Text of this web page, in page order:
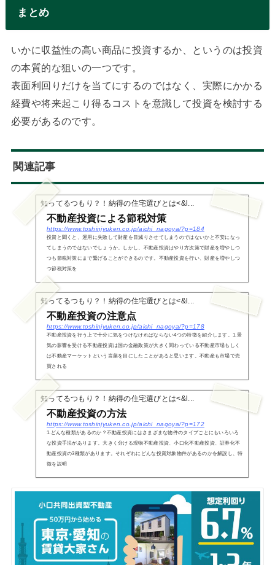
まとめ
いかに収益性の高い商品に投資するか、というのは投資
の本質的な狙いの一つです。
表面利回りだけを当てにするのではなく、実際にかかる
経費や将来起こり得るコストを意識して投資を検討する
必要があるのです。
関連記事
知ってるつもり？！納得の住宅選びとは<&l...
不動産投資による節税対策
https://www.toshinjyuken.co.jp/aichi_nagoya/?p=184
投資と聞くと、運用に失敗して財産を目減りさせてしまうのではないかと不安になっ
てしまうのではないでしょうか。しかし、不動産投資はやり方次第で財産を増やしつ
つも節税対策にまで繋げることができるのです。不動産投資を行い、財産を増やしつ
つ節税対策を
知ってるつもり？！納得の住宅選びとは<&l...
不動産投資の注意点
https://www.toshinjyuken.co.jp/aichi_nagoya/?p=178
不動産投資を行う上で十分に気をつけなければならない4つの特徴を紹介します。1.景
気の影響を受ける不動産投資は国の金融政策が大きく関わっている不動産市場もしく
は不動産マーケットという言葉を目にしたことがあると思います。不動産も市場で売
買される
知ってるつもり？！納得の住宅選びとは<&l...
不動産投資の方法
https://www.toshinjyuken.co.jp/aichi_nagoya/?p=172
1.どんな種類があるのか？不動産投資にはさまざまな物件のタイプごとにもいろいろ
な投資手法があります。大きく分ける現物不動産投資、小口化不動産投資、証券化不
動産投資の3種類があります。それぞれにどんな投資対象物件があるのかを解説し、特
徴を説明